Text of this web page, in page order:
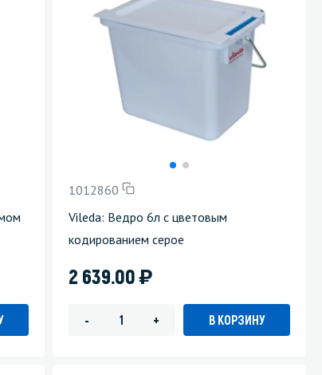
1012860
Vileda: Ведро 6л с цветовым
кодированием серое
2 639.00)
- + В КОРЗИНУ